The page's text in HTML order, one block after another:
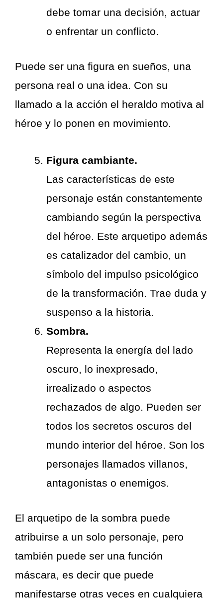
debe tomar una decisión, actuar
o enfrentar un conflicto.
Puede ser una figura en sueños, una
persona real o una idea. Con su
llamado a la acción el heraldo motiva al
héroe y lo ponen en movimiento.
Figura cambiante.
Las características de este
personaje están constantemente
cambiando según la perspectiva
del héroe. Este arquetipo además
es catalizador del cambio, un
símbolo del impulso psicológico
de la transformación. Trae duda y
suspenso a la historia.
Sombra.
Representa la energía del lado
oscuro, lo inexpresado,
irrealizado o aspectos
rechazados de algo. Pueden ser
todos los secretos oscuros del
mundo interior del héroe. Son los
personajes llamados villanos,
antagonistas o enemigos.
El arquetipo de la sombra puede
atribuirse a un solo personaje, pero
también puede ser una función
máscara, es decir que puede
manifestarse otras veces en cualquiera